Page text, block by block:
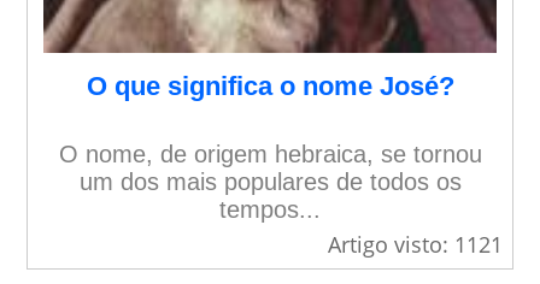
O que significa o nome José?
O nome, de origem hebraica, se tornou
um dos mais populares de todos os
tempos...
Artigo visto: 1121